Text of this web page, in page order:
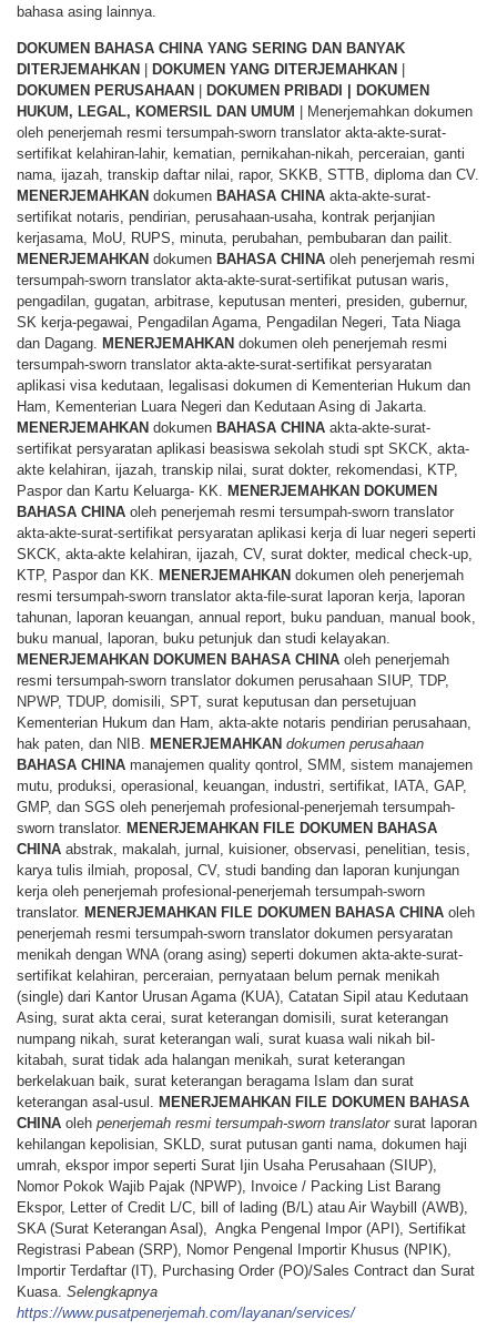
bahasa asing lainnya.
DOKUMEN BAHASA CHINA YANG SERING DAN BANYAK
DITERJEMAHKAN
DOKUMEN YANG DITERJEMAHKAN
DOKUMEN PERUSAHAAN
DOKUMEN PRIBADI | DOKUMEN
HUKUM, LEGAL, KOMERSIL DAN UMUM
| Menerjemahkan dokumen
oleh penerjemah resmi tersumpah-sworn translator akta-akte-surat-
sertifikat kelahiran-lahir, kematian, pernikahan-nikah, perceraian, ganti
nama, ijazah, transkip daftar nilai, rapor, SKKB, STTB, diploma dan CV.
MENERJEMAHKAN dokumen BAHASA CHINA akta-akte-surat-
sertifikat notaris, pendirian, perusahaan-usaha, kontrak perjanjian
kerjasama, MoU, RUPS, minuta, perubahan, pembubaran dan pailit.
MENERJEMAHKAN dokumen BAHASA CHINA oleh penerjemah resmi
tersumpah-sworn translator akta-akte-surat-sertifikat putusan waris,
pengadilan, gugatan, arbitrase, keputusan menteri, presiden, gubernur,
SK kerja-pegawai, Pengadilan Agama, Pengadilan Negeri, Tata Niaga
dan Dagang. MENERJEMAHKAN dokumen oleh penerjemah resmi
tersumpah-sworn translator akta-akte-surat-sertifikat persyaratan
aplikasi visa kedutaan, legalisasi dokumen di Kementerian Hukum dan
Ham, Kementerian Luara Negeri dan Kedutaan Asing di Jakarta.
MENERJEMAHKAN dokumen BAHASA CHINA akta-akte-surat-
sertifikat persyaratan aplikasi beasiswa sekolah studi spt SKCK, akta-
akte kelahiran, ijazah, transkip nilai, surat dokter, rekomendasi, KTP,
Paspor dan Kartu Keluarga- KK. MENERJEMAHKAN DOKUMEN
BAHASA CHINA oleh penerjemah resmi tersumpah-sworn translator
akta-akte-surat-sertifikat persyaratan aplikasi kerja di luar negeri seperti
SKCK, akta-akte kelahiran, ijazah, CV, surat dokter, medical check-up,
KTP, Paspor dan KK. MENERJEMAHKAN dokumen oleh penerjemah
resmi tersumpah-sworn translator akta-file-surat laporan kerja, laporan
tahunan, laporan keuangan, annual report, buku panduan, manual book,
buku manual, laporan, buku petunjuk dan studi kelayakan.
MENERJEMAHKAN DOKUMEN BAHASA CHINA oleh penerjemah
resmi tersumpah-sworn translator dokumen perusahaan SIUP, TDP,
NPWP, TDUP, domisili, SPT, surat keputusan dan persetujuan
Kementerian Hukum dan Ham, akta-akte notaris pendirian perusahaan,
hak paten, dan NIB. MENERJEMAHKAN dokumen perusahaan
BAHASA CHINA manajemen quality qontrol, SMM, sistem manajemen
mutu, produksi, operasional, keuangan, industri, sertifikat, IATA, GAP,
GMP, dan SGS oleh penerjemah profesional-penerjemah tersumpah-
sworn translator. MENERJEMAHKAN FILE DOKUMEN BAHASA
CHINA abstrak, makalah, jurnal, kuisioner, observasi, penelitian, tesis,
karya tulis ilmiah, proposal, CV, studi banding dan laporan kunjungan
kerja oleh penerjemah profesional-penerjemah tersumpah-sworn
translator. MENERJEMAHKAN FILE DOKUMEN BAHASA CHINA oleh
penerjemah resmi tersumpah-sworn translator dokumen persyaratan
menikah dengan WNA (orang asing) seperti dokumen akta-akte-surat-
sertifikat kelahiran, perceraian, pernyataan belum pernak menikah
(single) dari Kantor Urusan Agama (KUA), Catatan Sipil atau Kedutaan
Asing, surat akta cerai, surat keterangan domisili, surat keterangan
numpang nikah, surat keterangan wali, surat kuasa wali nikah bil-
kitabah, surat tidak ada halangan menikah, surat keterangan
berkelakuan baik, surat keterangan beragama Islam dan surat
keterangan asal-usul. MENERJEMAHKAN FILE DOKUMEN BAHASA
CHINA oleh penerjemah resmi tersumpah-sworn translatorsurat laporan
kehilangan kepolisian, SKLD, surat putusan ganti nama, dokumen haji
umrah, ekspor impor seperti Surat Ijin Usaha Perusahaan (SIUP),
Nomor Pokok Wajib Pajak (NPWP), Invoice / Packing List Barang
Ekspor, Letter of Credit L/C, bill of lading (B/L) atau Air Waybill (AWB),
SKA (Surat Keterangan Asal), Angka Pengenal Impor (API), Sertifikat
Registrasi Pabean (SRP), Nomor Pengenal Importir Khusus (NPIK),
Importir Terdaftar (IT), Purchasing Order (PO)/Sales Contract dan Surat
Kuasa. Selengkapnya
https://www.pusatpenerjemah.com/layanan/services/